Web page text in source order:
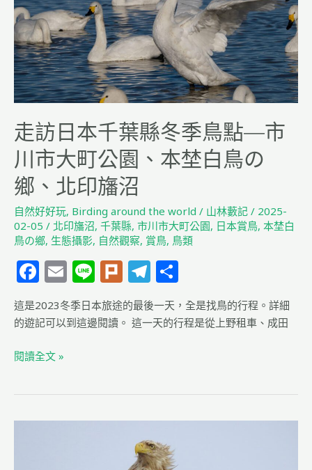
走訪日本千葉縣冬季鳥點—市
川市大町公園、本埜白鳥の
鄉、北印旛沼
自然好好玩, Birding around the world / 山林藪記 / 2025-
02-05 / 北印旛沼, 千葉縣, 市川市大町公園, 日本賞鳥, 本埜白
鳥の鄉, 生態攝影, 自然觀察, 賞鳥, 鳥類
F
c
e
b
o
k
E
m
ai
Li
n
e
Pl
u
rk
T
el
e
g
享
這是2023冬季日本旅途的最後一天，全是找鳥的行程。詳細
的遊記可以到這邊閱讀。 這一天的行程是從上野租車、成田
葉
縣
冬
季
鳥
點
市
川
市
大
町
公
園、
埜
白
鳥
の
北
旛
閱讀全文 »